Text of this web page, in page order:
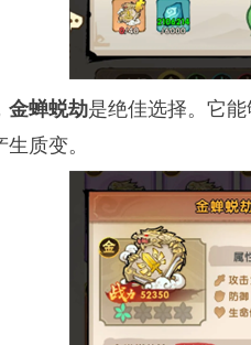
金蝉蜕劫是绝佳选择。它
质变。